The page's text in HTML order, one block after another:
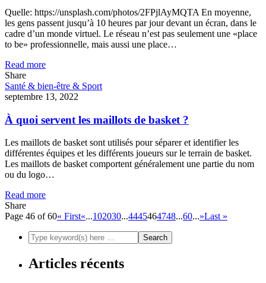
Quelle: https://unsplash.com/photos/2FPjlAyMQTA En moyenne,
les gens passent jusqu’à 10 heures par jour devant un écran, dans le
cadre d’un monde virtuel. Le réseau n’est pas seulement une «place
to be» professionnelle, mais aussi une place…
Read more
Share
Santé & bien-être & Sport
septembre 13, 2022
À quoi servent les maillots de basket ?
Les maillots de basket sont utilisés pour séparer et identifier les
différentes équipes et les différents joueurs sur le terrain de basket.
Les maillots de basket comportent généralement une partie du nom
ou du logo…
Read more
Share
Page 46 of 60« First«...102030...4445464748...60...»Last »
Articles récents